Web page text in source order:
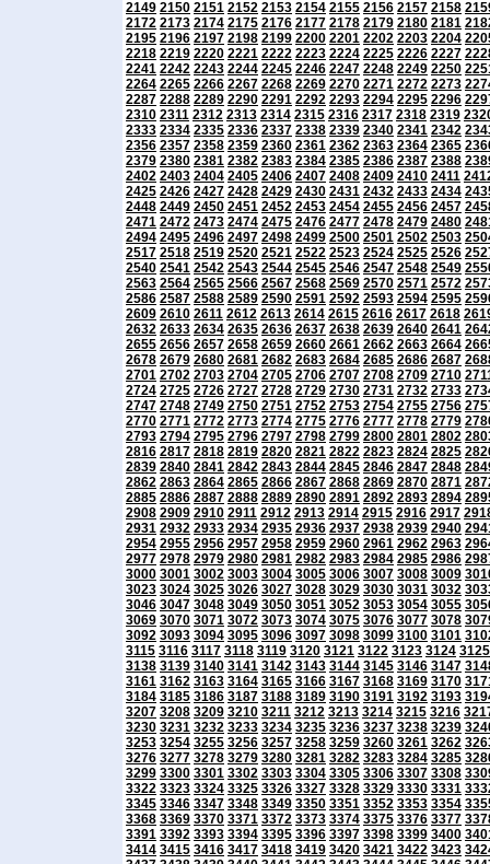
2149 2150 2151 2152 2153 2154 2155 2156 2157 2158
2172 2173 2174 2175 2176 2177 2178 2179 2180 2181
2195 2196 2197 2198 2199 2200 2201 2202 2203 2204
2218 2219 2220 2221 2222 2223 2224 2225 2226 2227
2241 2242 2243 2244 2245 2246 2247 2248 2249 2250
2264 2265 2266 2267 2268 2269 2270 2271 2272 2273
2287 2288 2289 2290 2291 2292 2293 2294 2295 2296
2310 2311 2312 2313 2314 2315 2316 2317 2318 2319
2333 2334 2335 2336 2337 2338 2339 2340 2341 2342
2356 2357 2358 2359 2360 2361 2362 2363 2364 2365
2379 2380 2381 2382 2383 2384 2385 2386 2387 2388
2402 2403 2404 2405 2406 2407 2408 2409 2410 2411
2425 2426 2427 2428 2429 2430 2431 2432 2433 2434
2448 2449 2450 2451 2452 2453 2454 2455 2456 2457
2471 2472 2473 2474 2475 2476 2477 2478 2479 2480
2494 2495 2496 2497 2498 2499 2500 2501 2502 2503
2517 2518 2519 2520 2521 2522 2523 2524 2525 2526
2540 2541 2542 2543 2544 2545 2546 2547 2548 2549
2563 2564 2565 2566 2567 2568 2569 2570 2571 2572
2586 2587 2588 2589 2590 2591 2592 2593 2594 2595
2609 2610 2611 2612 2613 2614 2615 2616 2617 2618
2632 2633 2634 2635 2636 2637 2638 2639 2640 2641
2655 2656 2657 2658 2659 2660 2661 2662 2663 2664
2678 2679 2680 2681 2682 2683 2684 2685 2686 2687
2701 2702 2703 2704 2705 2706 2707 2708 2709 2710
2724 2725 2726 2727 2728 2729 2730 2731 2732 2733
2747 2748 2749 2750 2751 2752 2753 2754 2755 2756
2770 2771 2772 2773 2774 2775 2776 2777 2778 2779
2793 2794 2795 2796 2797 2798 2799 2800 2801 2802
2816 2817 2818 2819 2820 2821 2822 2823 2824 2825
2839 2840 2841 2842 2843 2844 2845 2846 2847 2848
2862 2863 2864 2865 2866 2867 2868 2869 2870 2871
2885 2886 2887 2888 2889 2890 2891 2892 2893 2894
2908 2909 2910 2911 2912 2913 2914 2915 2916 2917
2931 2932 2933 2934 2935 2936 2937 2938 2939 2940
2954 2955 2956 2957 2958 2959 2960 2961 2962 2963
2977 2978 2979 2980 2981 2982 2983 2984 2985 2986
3000 3001 3002 3003 3004 3005 3006 3007 3008 3009
3023 3024 3025 3026 3027 3028 3029 3030 3031 3032
3046 3047 3048 3049 3050 3051 3052 3053 3054 3055
3069 3070 3071 3072 3073 3074 3075 3076 3077 3078
3092 3093 3094 3095 3096 3097 3098 3099 3100 3101
3115 3116 3117 3118 3119 3120 3121 3122 3123 3124 3125
3138 3139 3140 3141 3142 3143 3144 3145 3146 3147
3161 3162 3163 3164 3165 3166 3167 3168 3169 3170
3184 3185 3186 3187 3188 3189 3190 3191 3192 3193
3207 3208 3209 3210 3211 3212 3213 3214 3215 3216
3230 3231 3232 3233 3234 3235 3236 3237 3238 3239
3253 3254 3255 3256 3257 3258 3259 3260 3261 3262
3276 3277 3278 3279 3280 3281 3282 3283 3284 3285
3299 3300 3301 3302 3303 3304 3305 3306 3307 3308
3322 3323 3324 3325 3326 3327 3328 3329 3330 3331
3345 3346 3347 3348 3349 3350 3351 3352 3353 3354
3368 3369 3370 3371 3372 3373 3374 3375 3376 3377
3391 3392 3393 3394 3395 3396 3397 3398 3399 3400
3414 3415 3416 3417 3418 3419 3420 3421 3422 3423